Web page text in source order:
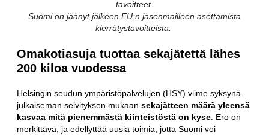
tavoitteet.
Suomi on jäänyt jälkeen EU:n jäsenmailleen asettamista
kierrätystavoitteista.
Omakotiasuja tuottaa sekajätettä lähes
200 kiloa vuodessa
Helsingin seudun ympäristöpalvelujen (HSY) viime syksynä
julkaiseman selvityksen mukaan sekajätteen määrä yleensä
kasvaa mitä pienemmästä kiinteistöstä on kyse . Ero on
merkittävä, ja edellyttää uusia toimia, jotta Suomi voi